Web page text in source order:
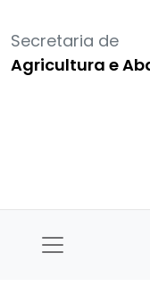
Secretaria de
Agricultura e